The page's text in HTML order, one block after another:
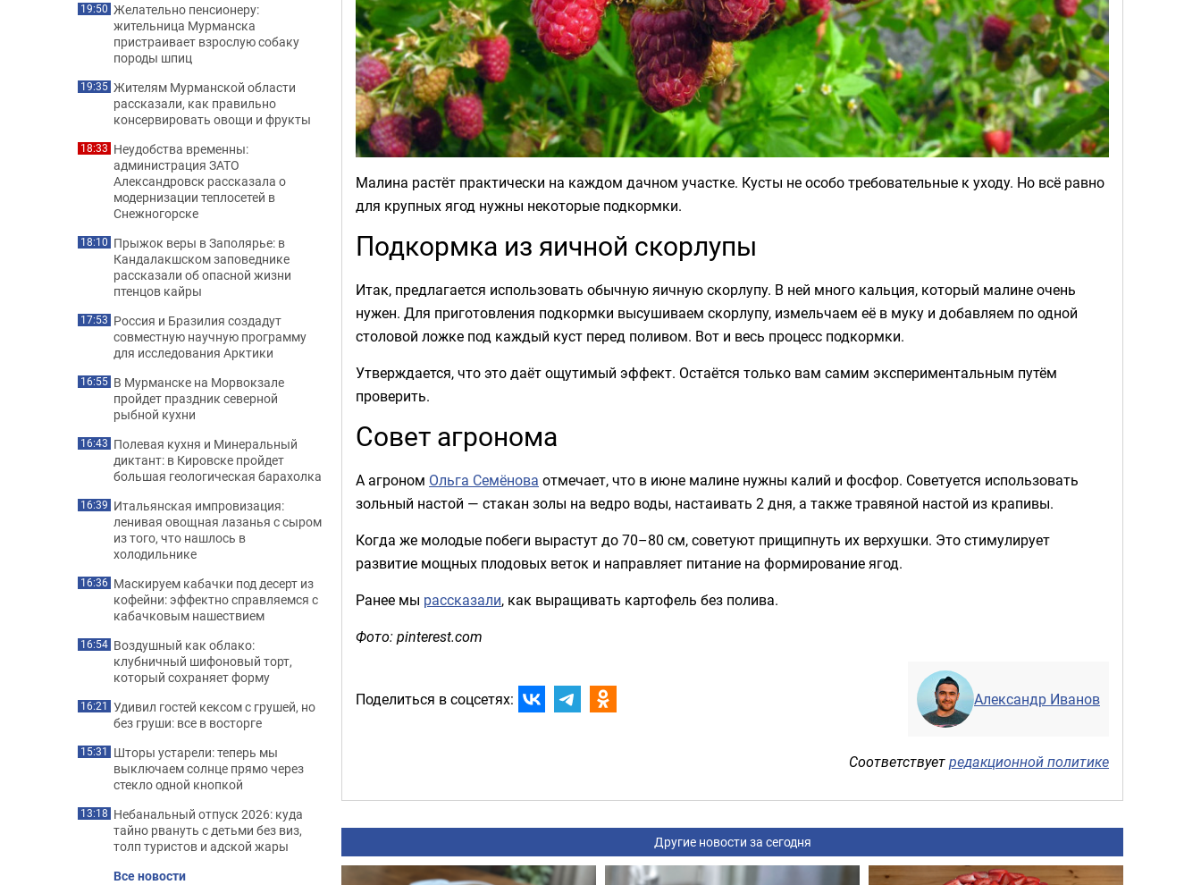
Малина растёт практически на каждом дачном участке. Кусты не особо требовательные к уходу. Но всё равно
для крупных ягод нужны некоторые подкормки.
Подкормка из яичной скорлупы
Итак, предлагается использовать обычную яичную скорлупу. В ней много кальция, который малине очень
нужен. Для приготовления подкормки высушиваем скорлупу, измельчаем её в муку и добавляем по одной
столовой ложке под каждый куст перед поливом. Вот и весь процесс подкормки.
Утверждается, что это даёт ощутимый эффект. Остаётся только вам самим экспериментальным путём
проверить.
Совет агронома
А агроном Ольга Семёнова отмечает, что в июне малине нужны калий и фосфор. Советуется использовать
зольный настой — стакан золы на ведро воды, настаивать 2 дня, а также травяной настой из крапивы.
Когда же молодые побеги вырастут до 70–80 см, советуют прищипнуть их верхушки. Это стимулирует
развитие мощных плодовых веток и направляет питание на формирование ягод.
Ранее мы рассказали, как выращивать картофель без полива.
Фото: pinterest.com
Поделиться в соцсетях: Александр Иванов
Соответствуетредакционной политике
Другие новости за сегодня
19:50 Желательно пенсионеру:
жительница Мурманска
пристраивает взрослую собаку
породы шпиц
19:35 Жителям Мурманской области
рассказали, как правильно
консервировать овощи и фрукты
18:33 Неудобства временны:
администрация ЗАТО
Александровск рассказала о
модернизации теплосетей в
Снежногорске
18:10 Прыжок веры в Заполярье: в
Кандалакшском заповеднике
рассказали об опасной жизни
птенцов кайры
17:53 Россия и Бразилия создадут
совместную научную программу
для исследования Арктики
16:55 В Мурманске на Морвокзале
пройдет праздник северной
рыбной кухни
16:43 Полевая кухня и Минеральный
диктант: в Кировске пройдет
большая геологическая барахолка
16:39 Итальянская импровизация:
ленивая овощная лазанья с сыром
из того, что нашлось в
холодильнике
16:36 Маскируем кабачки под десерт из
кофейни: эффектно справляемся с
кабачковым нашествием
16:54 Воздушный как облако:
клубничный шифоновый торт,
который сохраняет форму
16:21 Удивил гостей кексом с грушей, но
без груши: все в восторге
15:31 Шторы устарели: теперь мы
выключаем солнце прямо через
стекло одной кнопкой
13:18 Небанальный отпуск 2026: куда
тайно рвануть с детьми без виз,
толп туристов и адской жары
Все новости